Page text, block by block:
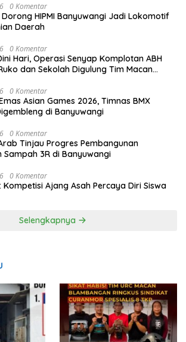
0 Komentar
HIPMI Banyuwangi Jadi Lokomotif
Daerah
0 Komentar
Hari, Operasi Senyap Komplotan ABH
dan Sekolah Digulung Tim Macan
0 Komentar
Asian Games 2026, Timnas BMX
di Banyuwangi
0 Komentar
Tinjau Progres Pembangunan
Sampah 3R di Banyuwangi
0 Komentar
Kompetisi Ajang Asah Percaya Diri Siswa
Selengkapnya